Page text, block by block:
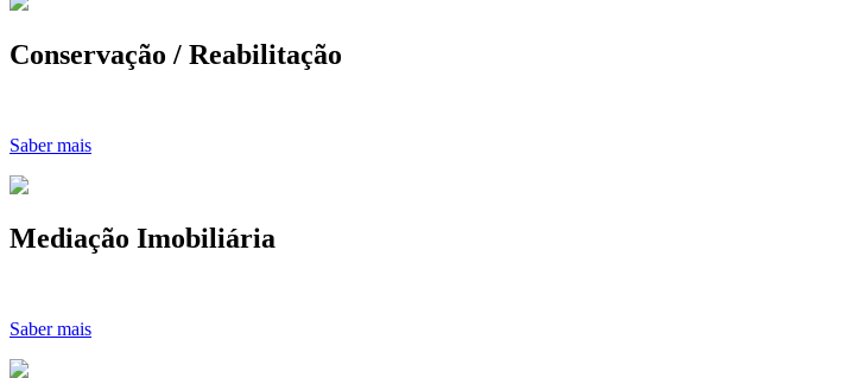
Conservação / Reabilitação
Saber mais
Mediação Imobiliária
Saber mais